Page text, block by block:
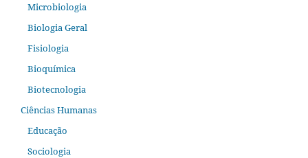
Microbiologia
Biologia Geral
Fisiologia
Bioquímica
Biotecnologia
Ciências Humanas
Educação
Sociologia